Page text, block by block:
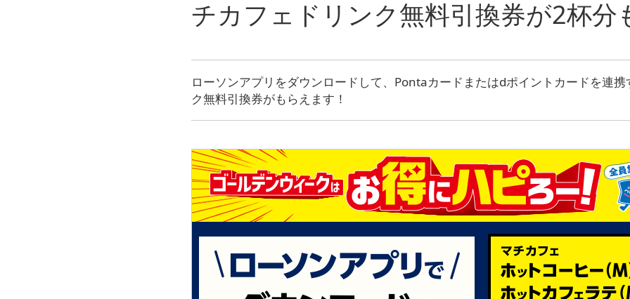
チカフェドリンク無料引換券が2杯分
ローソンアプリをダウンロードして、Pontaカードまたはdポイントカードを連
ク無料引換券がもらえます！